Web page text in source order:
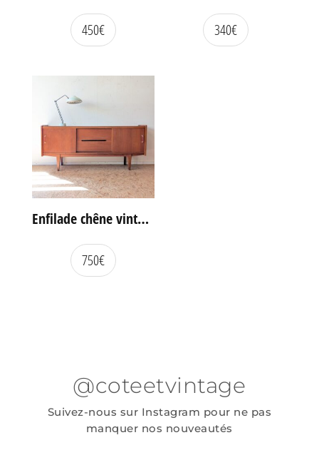
450€ 340€
Enfilade chêne vintage portes coulissantes
750€
@coteetvintage
Suivez-nous sur Instagram pour ne pas
manquer nos nouveautés